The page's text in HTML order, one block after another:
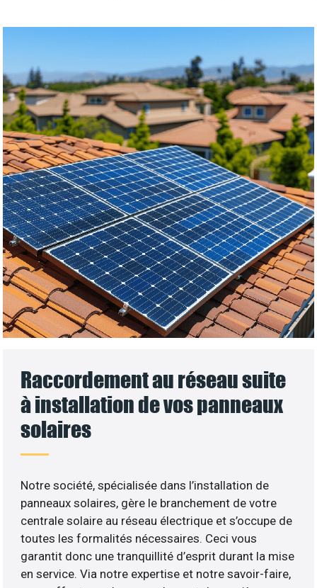
Raccordement au réseau suite
à installation de vos panneaux
solaires
Notre société, spécialisée dans l’installation de
panneaux solaires, gère le branchement de votre
centrale solaire au réseau électrique et s’occupe de
toutes les formalités nécessaires. Ceci vous
garantit donc une tranquillité d’esprit durant la mise
en service. Via notre expertise et notre savoir-faire,